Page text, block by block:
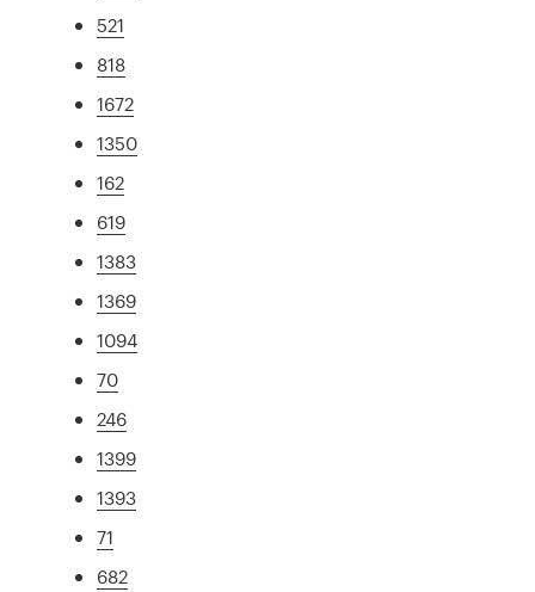
521
818
1672
1350
162
619
1383
1369
1094
70
246
1399
1393
71
682